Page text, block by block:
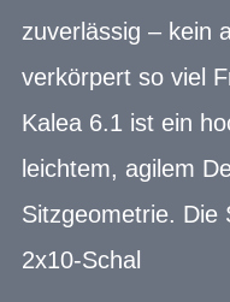
zuverlässig – kein
verkörpert so viel
Kalea 6.1 ist ein
leichtem, agilem
Sitzgeometrie. Die
2x10-Schal